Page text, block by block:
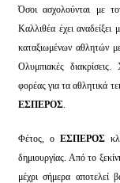
Όσοι ασχολούνται με
Καλλιθέα έχει αναδείξει
καταξιωμένων αθλητών
Ολυμπιακές διακρίσεις.
φορέας για τα αθλητικά
ΕΣΠΕΡΟΣ
Φέτος, οΕΣΠΕΡΟΣ
δημιουργίας. Από το
μέχρι σήμερα αποτελεί